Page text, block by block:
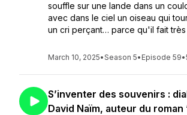
souffle sur une lande dans un
avec dans le ciel un oiseau qui
un cri perçant… parce qu'il fait très
March 10, 2025•Season 5• Episode 59•
S’inventer des souvenirs :
David Naïm, auteur du roman